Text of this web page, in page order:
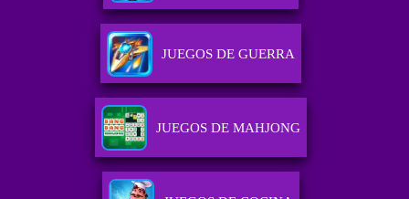
JUEGOS DE GUERRA
JUEGOS DE MAHJONG